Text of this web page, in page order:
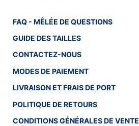
FAQ - MÊLÉE DE QUESTIONS
GUIDE DES TAILLES
CONTACTEZ-NOUS
MODES DE PAIEMENT
LIVRAISON ET FRAIS DE PORT
POLITIQUE DE RETOURS
CONDITIONS GÉNÉRALES DE VENTE